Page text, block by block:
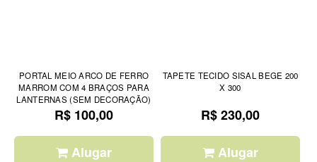
PORTAL MEIO ARCO DE FERRO
MARROM COM 4 BRAÇOS PARA
LANTERNAS (SEM DECORAÇÃO)
R$ 100,00
Alugar
TAPETE TECIDO SISAL BEGE 200
X 300
R$ 230,00
Alugar